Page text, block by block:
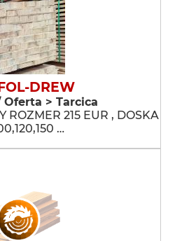
DREW
Oferta > Tarcica
ROZMER 215 EUR , DOSKA
…